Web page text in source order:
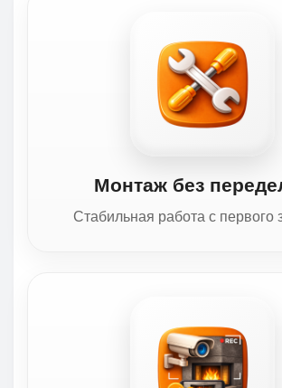
Монтаж без
Стабильная работа с первого